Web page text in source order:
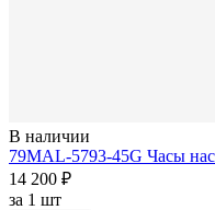
В наличии
79MAL-5793-45G Часы
14 200 ₽
за 1 шт